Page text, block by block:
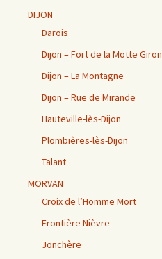
DIJON
Darois
Dijon – Fort de la Motte Giron
Dijon – La Montagne
Dijon – Rue de Mirande
Hauteville-lès-Dijon
Plombières-lès-Dijon
Talant
MORVAN
Croix de l’Homme Mort
Frontière Nièvre
Jonchère